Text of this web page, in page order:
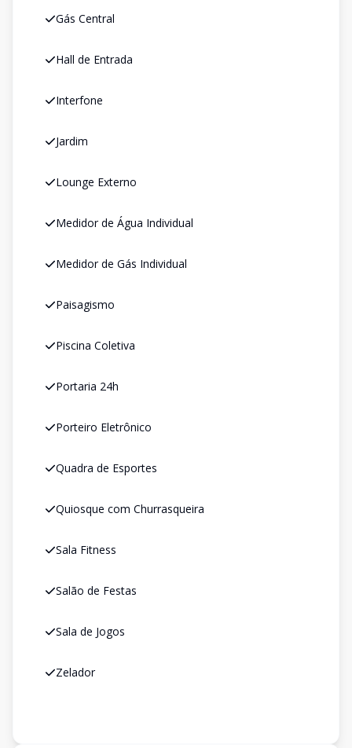
Gás Central
Hall de Entrada
Interfone
Jardim
Lounge Externo
Medidor de Água Individual
Medidor de Gás Individual
Paisagismo
Piscina Coletiva
Portaria 24h
Porteiro Eletrônico
Quadra de Esportes
Quiosque com Churrasqueira
Sala Fitness
Salão de Festas
Sala de Jogos
Zelador